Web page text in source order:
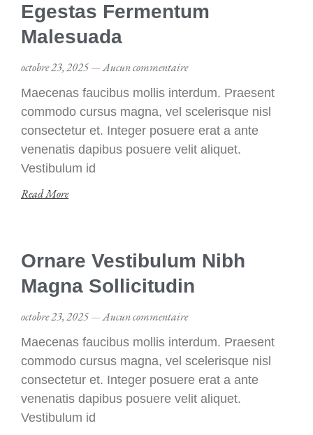
Egestas Fermentum
Malesuada
octobre 23, 2025 Aucun commentaire
Maecenas faucibus mollis interdum. Praesent
commodo cursus magna, vel scelerisque nisl
consectetur et. Integer posuere erat a ante
venenatis dapibus posuere velit aliquet.
Vestibulum id
Read More
Ornare Vestibulum Nibh
Magna Sollicitudin
octobre 23, 2025 Aucun commentaire
Maecenas faucibus mollis interdum. Praesent
commodo cursus magna, vel scelerisque nisl
consectetur et. Integer posuere erat a ante
venenatis dapibus posuere velit aliquet.
Vestibulum id